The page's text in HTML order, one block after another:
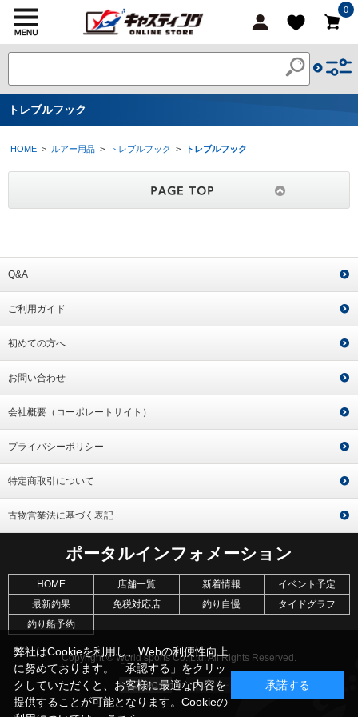
0
トレブルフック
HOME > ルアー用品 > トレブルフック > トレブルフック
Q&A
ご利用ガイド
初めての方へ
お問い合わせ
会社概要（コーポレートサイト）
プライバシーポリシー
特定商取引について
古物営業法に基づく表記
ポータルインフォメーション
HOME 店舗一覧 新着情報
イベント予定
最新釣果
免税対応店 釣り自慢
タイドグラフ
釣り船予約
Copyright © World sports Co.,Ltd. All Rights Reserved.
弊社はCookieを利用し、Webの利便性向上
に努めております。「承認する」をクリッ
クしていただくと、お客様に最適な内容を
提供することが可能となります。Cookieの
承諾する